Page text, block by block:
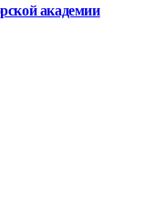
академии